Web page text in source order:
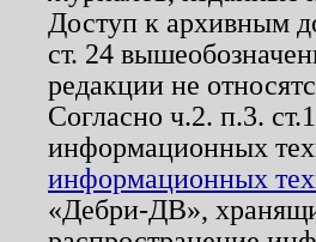
Доступ к архивным
ст. 24
редакции не
Согласно ч.2. п.3.
информационных
информационных
«Дебри-ДВ»,